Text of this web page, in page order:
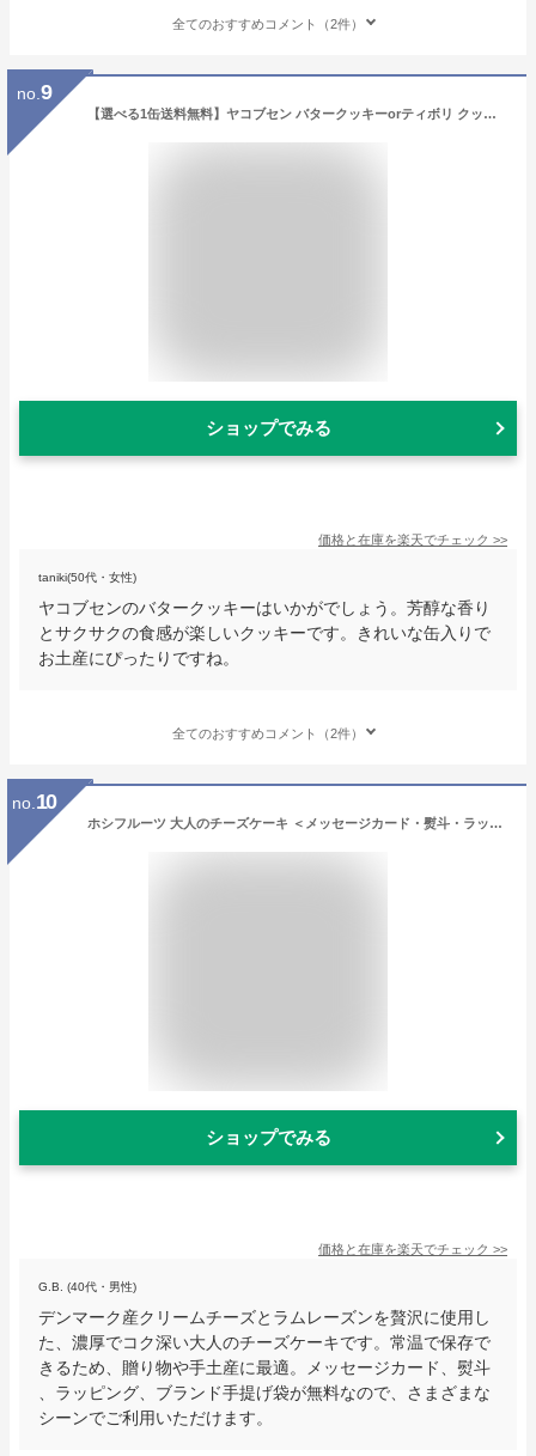
全てのおすすめコメント（2件）
no. 9
【選べる1缶送料無料】ヤコブセン バタークッキーorティボリ クッキー150g×いずれか1缶※北海道・九州・沖縄は送料無料対象外食品 焼菓子 チョコレート キャラメル＆シーソルト クッキー缶 1000円ポッキリ [T.1469.10.SE]
ショップでみる
価格と在庫を楽天でチェック >>
taniki(50代・女性)
ヤコブセンのバタークッキーはいかがでしょう。芳醇な香り
とサクサクの食感が楽しいクッキーです。きれいな缶入りで
お土産にぴったりですね。
全てのおすすめコメント（2件）
no. 10
ホシフルーツ 大人のチーズケーキ ＜メッセージカード・熨斗・ラッピング・ブランド手提げ紙袋無料！ プレゼント ギフト 引出物 お取り寄せ お菓子 スイーツ プチギフト レーズン デンマーク産クリームチーズ使用 濃厚 常温保存可能＞
ショップでみる
価格と在庫を楽天でチェック >>
G.B. (40代・男性)
デンマーク産クリームチーズとラムレーズンを贅沢に使用し
た、濃厚でコク深い大人のチーズケーキです。常温で保存で
きるため、贈り物や手土産に最適。メッセージカード、熨斗
、ラッピング、ブランド手提げ袋が無料なので、さまざまな
シーンでご利用いただけます。